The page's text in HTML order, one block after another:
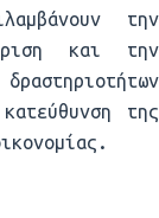
την
και την
της